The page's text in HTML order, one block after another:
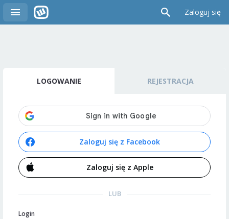
Zaloguj się
LOGOWANIE REJESTRACJA
Zaloguj się z Facebook
Zaloguj się z Apple
LUB
Login